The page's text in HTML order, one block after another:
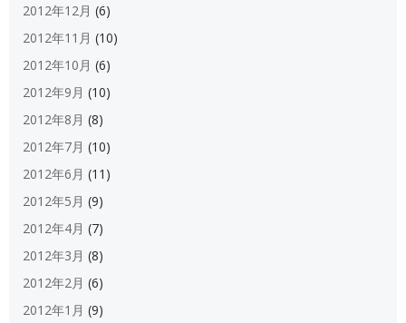
2012年12月 (6)
2012年11月 (10)
2012年10月 (6)
2012年9月 (10)
2012年8月 (8)
2012年7月 (10)
2012年6月 (11)
2012年5月 (9)
2012年4月 (7)
2012年3月 (8)
2012年2月 (6)
2012年1月 (9)